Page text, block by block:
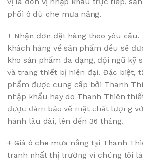
phối ô dù che mưa nắng.
+ Nhận đơn đặt hàng theo yêu cầu.
khách hàng về sản phẩm đều sẽ
kho sản phẩm đa dạng, đội ngũ kỹ
và trang thiết bị hiện đại. Đặc biệt,
phẩm được cung cấp bởi Thanh
nhập khẩu hay do Thanh Thiên
được đảm bảo về mặt chất lượng
hành lâu dài, lên đến 36 tháng.
+ Giá ô che mưa nắng tại Thanh
tranh nhất thị trường vì chúng tôi